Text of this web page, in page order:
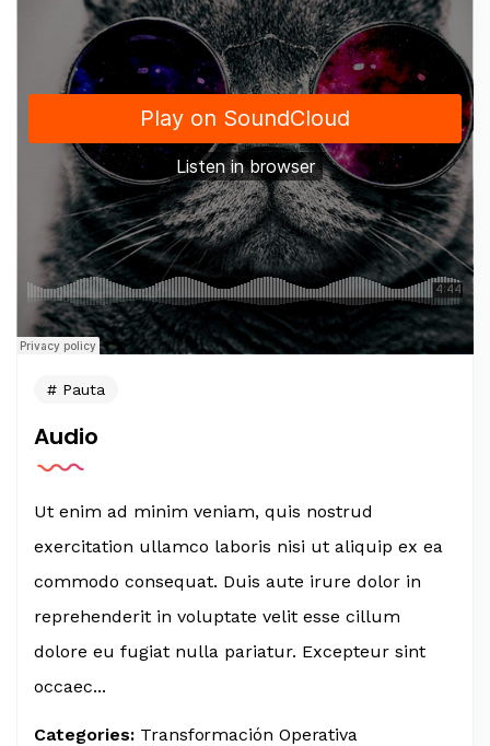
Pauta
Audio
Ut enim ad minim veniam, quis nostrud
exercitation ullamco laboris nisi ut aliquip ex ea
commodo consequat. Duis aute irure dolor in
reprehenderit in voluptate velit esse cillum
dolore eu fugiat nulla pariatur. Excepteur sint
occaec...
Categories: Transformación Operativa